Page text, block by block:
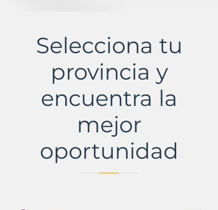
MurbalandsSelecciona tu
provincia y
encuentra la
mejor
oportunidad